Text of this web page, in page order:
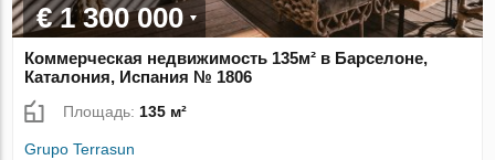
€ 1 300 000
Коммерческая недвижимость 135м² в Барселоне,
Каталония, Испания № 1806
Площадь:135 м²
Grupo Terrasun